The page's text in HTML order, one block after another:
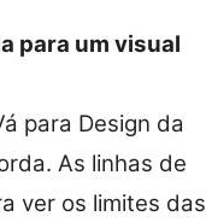
para um visual
para Design da
As linhas de
ver os limites das